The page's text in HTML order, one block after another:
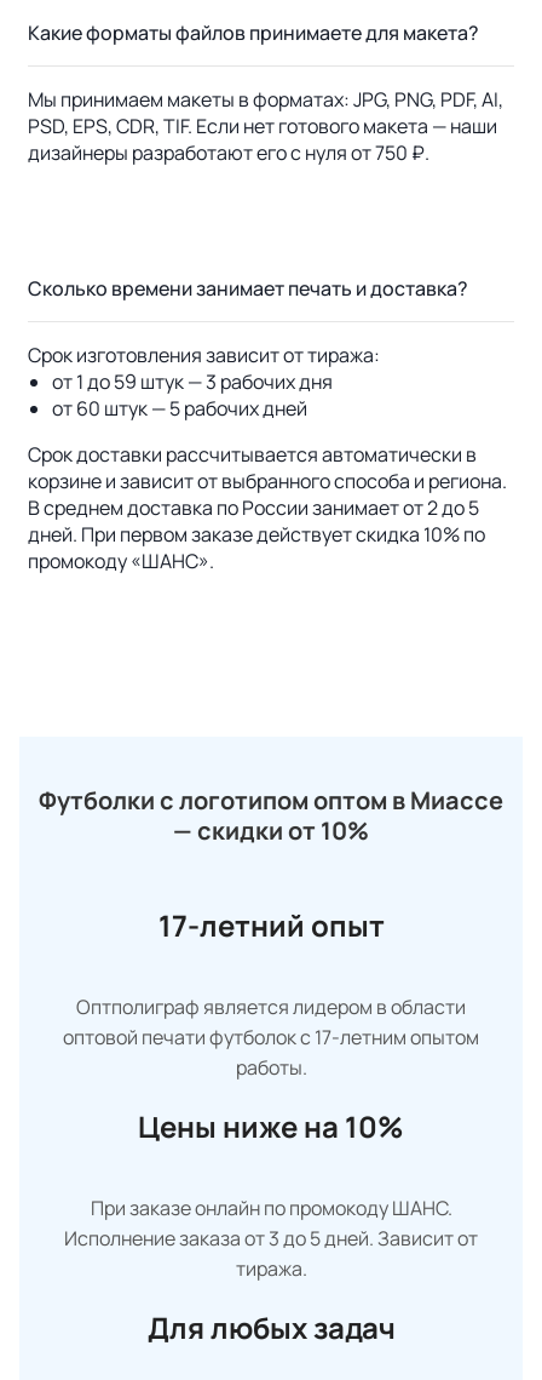
Какие форматы файлов принимаете для макета?
Мы принимаем макеты в форматах: JPG, PNG, PDF, AI,
PSD, EPS, CDR, TIF. Если нет готового макета — наши
дизайнеры разработают его с нуля от 750 ₽.
Сколько времени занимает печать и доставка?
Срок изготовления зависит от тиража:
от 1 до 59 штук — 3 рабочих дня
от 60 штук — 5 рабочих дней
Срок доставки рассчитывается автоматически в
корзине и зависит от выбранного способа и региона.
В среднем доставка по России занимает от 2 до 5
дней. При первом заказе действует скидка 10% по
промокоду «ШАНС».
Футболки с логотипом оптом в Миассе
— скидки от 10%
17-летний опыт
Оптполиграф является лидером в области
оптовой печати футболок с 17-летним опытом
работы.
Цены ниже на 10%
При заказе онлайн по промокоду ШАНС.
Исполнение заказа от 3 до 5 дней. Зависит от
тиража.
Для любых задач